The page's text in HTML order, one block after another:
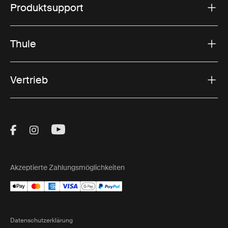
Produktsupport
Thule
Vertrieb
Visit Thule on Facebook (external link)
Visit Thule on Instagram (external link)
Visit Thule on Youtube (external
Akzeptierte Zahlungsmöglichkeiten
Datenschutzerklärung